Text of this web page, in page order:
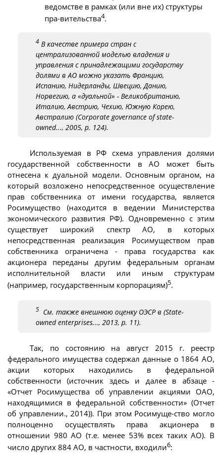
ведомстве в рамках (или вне их) структуры
пра-вительства4.
4 В качестве примера стран с
централизованной моделью владения и
управления с принадлежащими государству
долями в АО можно указать Францию,
Испанию, Нидерланды, Швецию, Данию,
Норвегию, а «дуальной» - Великобританию,
Италию, Австрию, Чехию, Южную Корею,
Австралию (Corporate governance of state-
owned..., 2005, p. 124).
Используемая в РФ схема управления долями
государственной собственности в АО может быть
отнесена к дуальной модели. Основным органом, на
который возложено непосредственное осуществление
прав собственника от имени государства, является
Росимущество (находится в ведении Министерства
экономического развития РФ). Одновременно с этим
существует широкий спектр АО, в которых
непосредственная реализация Росимуществом прав
собственника ограничена - права государства как
акционера переданы другим федеральным органам
исполнительной власти или иным структурам
(например, государственным корпорациям)5.
5 См. также внешнюю оценку ОЭСР в (State-
owned enterprises..., 2013, p. 11).
Так, по состоянию на август 2015 г. реестр
федерального имущества содержал данные о 1864 АО,
акции которых находились в федеральной
собственности (источник здесь и далее в абзаце -
«Отчет Росимущества об управлении акциями ОАО,
находящимися в федеральной собственности» (Отчет
об управлении., 2014)). При этом Росимуще-ство могло
полноценно осуществлять права акционера в
отношении 980 АО (т.е. менее 53% всех таких АО). В
число других 884 АО, в частности, входили6: